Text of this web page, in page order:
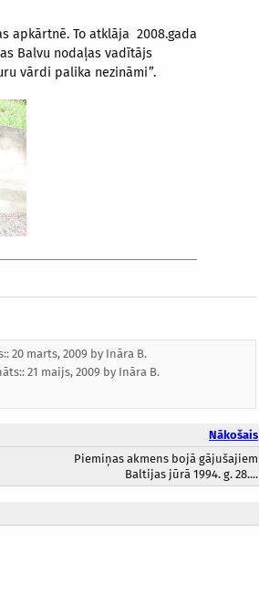
apkārtnē. To atklāja 2008.gada
Balvu nodaļas vadītājs
vārdi palika nezināmi”.
20 marts, 2009 by Ināra B.
21 maijs, 2009 by Ināra B.
Nākošais
Piemiņas akmens bojā gājušajiem
Baltijas jūrā 1994. g. 28....